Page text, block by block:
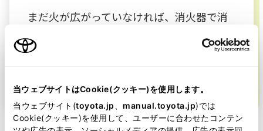
当ウェブサイトはCookie(クッキー)を使用します。
当ウェブサイト(toyota.jp manual.toyota.jp)では
Cookie(クッキー)を使用して、ユーザーに合わせたコンテン
まだ火が広がっていなければ、消火器で消
をかけよう。消火器がなければ濡れた布で
火を覆う。油火災でなければ大量の水をか